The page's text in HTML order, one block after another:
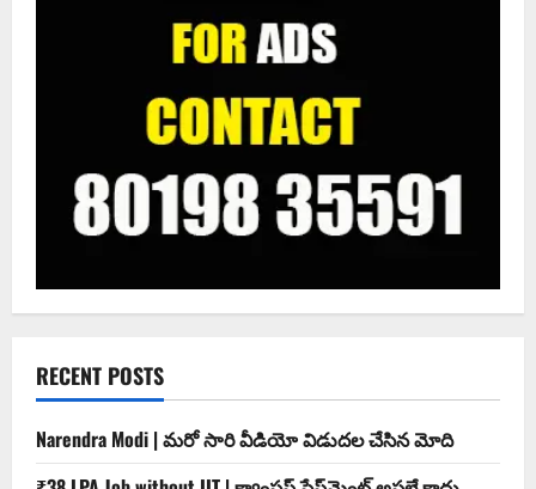
RECENT POSTS
Narendra Modi | మ‌రో సారి వీడియో విడుద‌ల చేసిన మోది